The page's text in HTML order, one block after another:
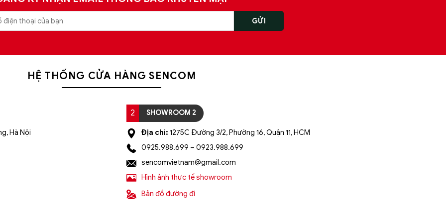
HỆ THỐNG CỬA HÀNG SENCOM
Hà Nội
2 SHOWROOM 2
Địa chỉ: 1275C Đường 3/2, Phường 16, Quận 11, HCM
0925.988.699 – 0923.988.699
sencomvietnam@gmail.com
Hình ảnh thực tế showroom
Bản đồ đường đi